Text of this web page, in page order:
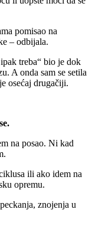
pomisao na
– odbijala.
treba“ bio je dok
A onda sam se setila
osećaj drugačiji.
na posao. Ni kad
ili ako idem na
opremu.
znojenja u